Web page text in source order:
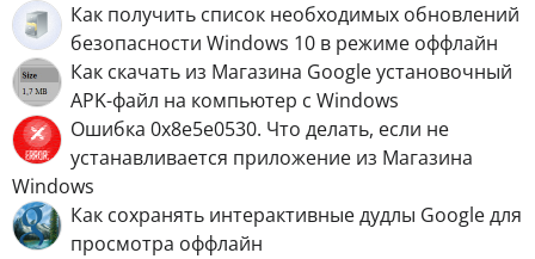
Как получить список необходимых обновлений
безопасности Windows 10 в режиме оффлайн
Как скачать из Магазина Google установочный
APK-файл на компьютер с Windows
Ошибка 0x8e5e0530. Что делать, если не
устанавливается приложение из Магазина
Windows
Как сохранять интерактивные дудлы Google для
просмотра оффлайн